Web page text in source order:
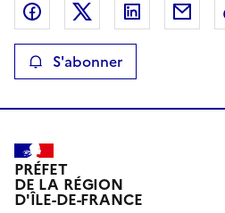
Partager sur Facebook
Partager sur X
Partager
S'abonner
PRÉFET
DE LA RÉGION
D'ÎLE-DE-FRANCE